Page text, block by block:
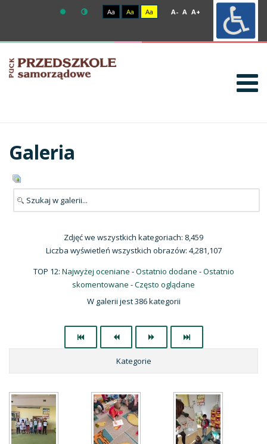
Aa Aa Aa A- A A+
Galeria
Zdjęć we wszystkich kategoriach: 8,459
Liczba wyświetleń wszystkich obrazów: 4,281,107
TOP 12: Najwyżej oceniane -Ostatnio dodane -Ostatnio
skomentowane -Często oglądane
W galerii jest 386 kategorii
Kategorie